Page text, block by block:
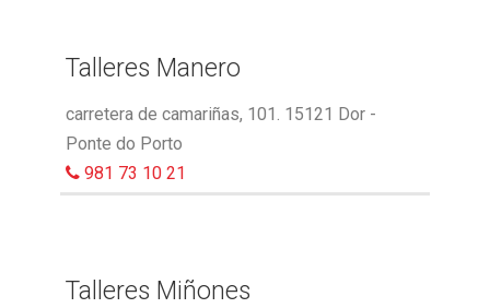
Talleres Manero
carretera de camariñas, 101. 15121 Dor -
Ponte do Porto
981 73 10 21
Talleres Miñones